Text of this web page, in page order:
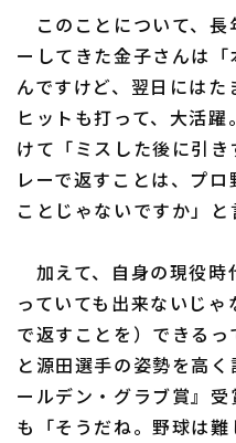
運営会社（別ウィンドウで開く）
特定商取引法の表示
このことについて、長
ーしてきた金子さんは
んですけど、翌日にはた
ヒットも打って、大活
けて「ミスした後に引
レーで返すことは、プ
ことじゃないですか」と
加えて、自身の現役時
っていても出来ないじ
で返すことを）できるっ
と源田選手の姿勢を高
ールデン・グラブ賞』
も「そうだね。野球は